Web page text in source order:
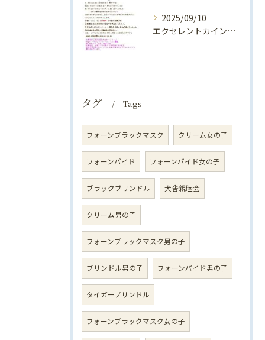
2025/09/10
エクセレントカインド犬舎親睦会（2025年）のお知らせ♪
タグ Tags
フォーンブラックマスク クリーム女の子
フォーンパイド フォーンパイド女の子
ブラックブリンドル 犬舎親睦会
クリーム男の子
フォーンブラックマスク男の子
ブリンドル男の子 フォーンパイド男の子
タイガーブリンドル
フォーンブラックマスク女の子